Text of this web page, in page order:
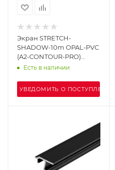
Экран STRETCH-
SHADOW-10m OPAL-PVC
(A2-CONTOUR-PRO)
(Arlight, -)
Есть в наличии
УВЕДОМИТЬ О ПОСТУПЛЕНИИ